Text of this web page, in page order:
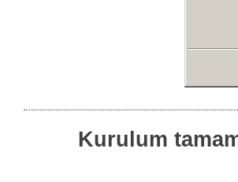
Kurulum